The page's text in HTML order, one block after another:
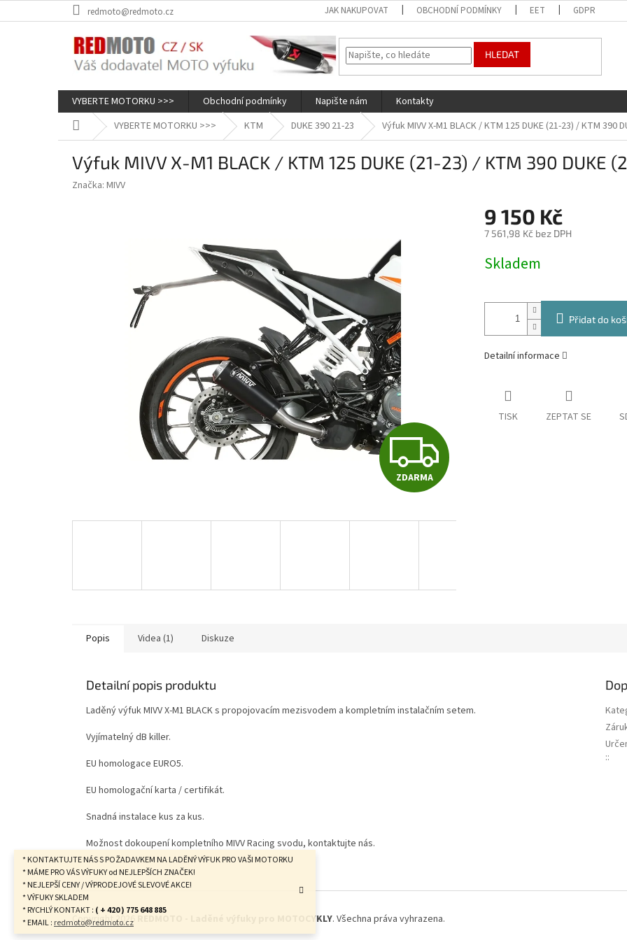
na
* KONTAKTUJTE NÁS S POŽADAVKEM NA LADĚNÝ VÝFUK PRO VAŠI MOTORKU
* MÁME PRO VÁS VÝFUKY od NEJLEPŠÍCH ZNAČEK!
* NEJLEPŠÍ CENY / VÝPRODEJOVÉ SLEVOVÉ AKCE!
* VÝFUKY SKLADEM
* RYCHLÝ KONTAKT : ( + 420 ) 775 648 885
* EMAIL : redmoto@redmoto.cz
redmoto@redmoto.cz JAK NAKUPOVAT OBCHODNÍ PODMÍNKY EET GDPR
HLEDAT
VYBERTE MOTORKU >>> Obchodní podmínky Napište nám
Kontakty
Domů VYBERTE MOTORKU >>> KTM DUKE 390 21-23 Výfuk MIVV X-M1 BLACK / KTM 125 DUKE (21-23) / KTM 390
Výfuk MIVV X-M1 BLACK / KTM 125 DUKE (21-23) / KTM 390 DUKE
Značka: MIVV
Z
D
R
A
ZDARMA
9 150 Kč
7 561,98 Kč bez DPH
cena:
Skladem
Přidat do
Detailní informace
TISK ZEPTAT SE
Popis Videa (1) Diskuze
Detailní popis produktu
Laděný výfuk MIVV X-M1 BLACK s propojovacím mezisvodem a kompletním instalačním setem.
Vyjímatelný dB killer.
EU homologace EURO5.
EU homologační karta / certifikát.
Snadná instalace kus za kus.
Možnost dokoupení kompletního MIVV Racing svodu, kontaktujte nás.
::
Copyright 2026 REDMOTO - Laděné výfuky pro MOTOCYKLY. Všechna práva vyhrazena.